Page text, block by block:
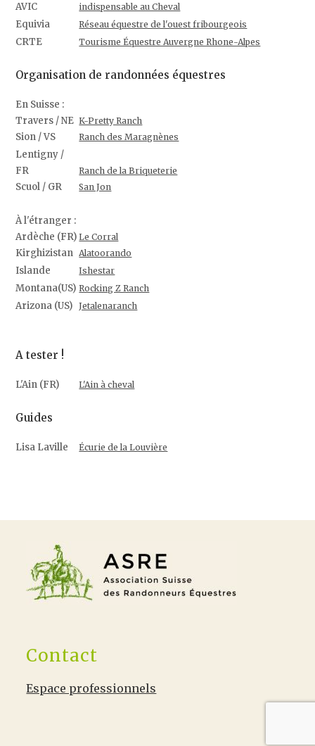
AVIC
indispensable au Cheval
Equivia Réseau équestre de l'ouest fribourgeois
CRTE Tourisme Équestre Auvergne Rhone-Alpes
Organisation de randonnées équestres
En Suisse :
Travers / NE K-Pretty Ranch
Sion / VS Ranch des Maragnènes
Lentigny /
FR
Ranch de la Briqueterie
Scuol / GR San Jon
À l'étranger :
Ardèche (FR) Le Corral
Kirghizistan Alatoorando
Islande Ishestar
Montana(US) Rocking Z Ranch
Arizona (US) Jetalenaranch
A tester !
L'Ain (FR) L'Ain à cheval
Guides
Lisa Laville Écurie de la Louvière
Contact
Espace professionnels